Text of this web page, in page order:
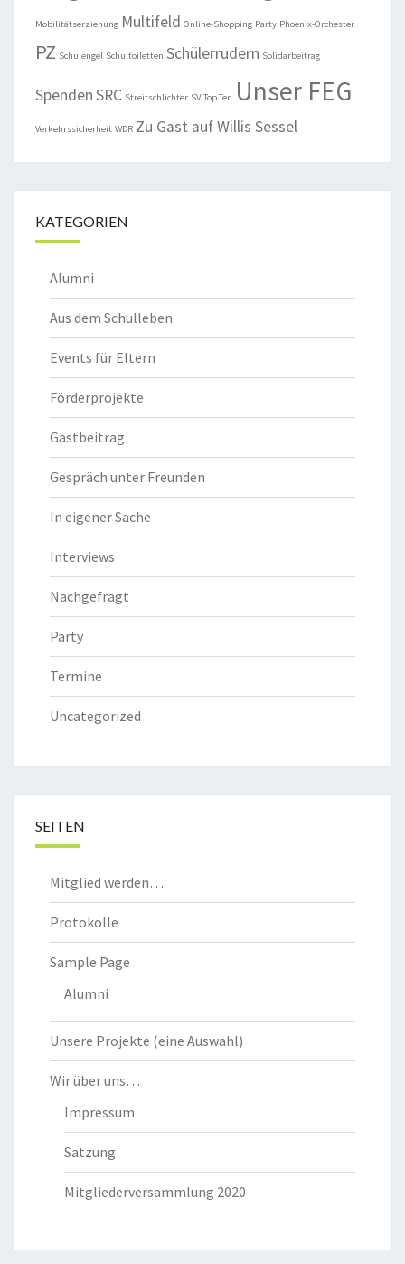
Mobilitätserziehung Multifeld Online-Shopping Party Phoenix-Orchester
PZ Schulengel Schultoiletten Schülerrudern Solidarbeitrag
SpendenSRC Streitschlichter SV Top Ten Unser FEG
Verkehrssicherheit WDR Zu Gast auf Willis Sessel
KATEGORIEN
Alumni
Aus dem Schulleben
Events für Eltern
Förderprojekte
Gastbeitrag
Gespräch unter Freunden
In eigener Sache
Interviews
Nachgefragt
Party
Termine
Uncategorized
SEITEN
Mitglied werden…
Protokolle
Sample Page
Alumni
Unsere Projekte (eine Auswahl)
Wir über uns…
Impressum
Satzung
Mitgliederversammlung 2020